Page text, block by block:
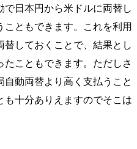
日本円から米ドルに両替し
ともできます。これを利用
しておくことで、結果とし
こともできます。ただしさ
動両替より高く支払うこと
十分ありえますのでそこは